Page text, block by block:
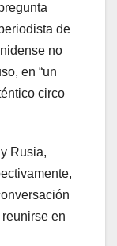
de
no
en “un
circo
Rusia,
en